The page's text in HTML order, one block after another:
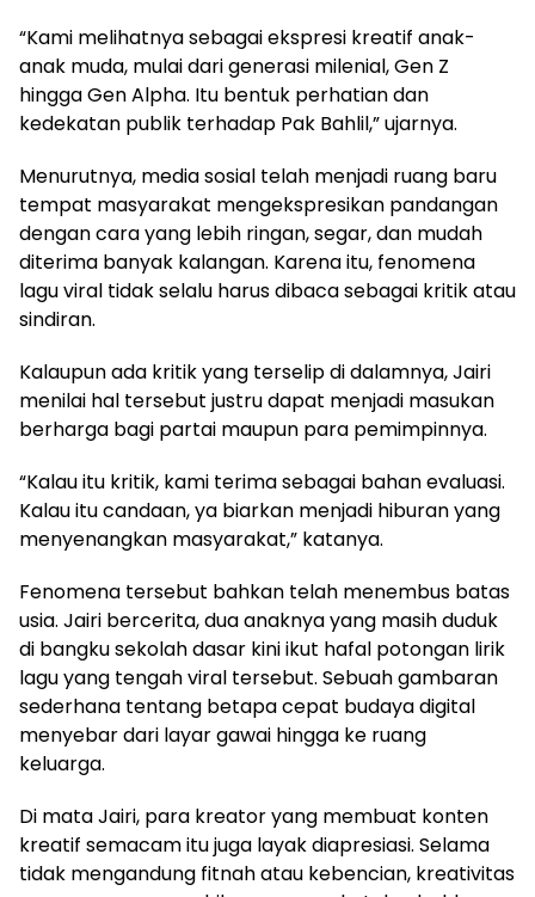
“Kami melihatnya sebagai ekspresi kreatif anak-
anak muda, mulai dari generasi milenial, Gen Z
hingga Gen Alpha. Itu bentuk perhatian dan
kedekatan publik terhadap Pak Bahlil,” ujarnya.
Menurutnya, media sosial telah menjadi ruang baru
tempat masyarakat mengekspresikan pandangan
dengan cara yang lebih ringan, segar, dan mudah
diterima banyak kalangan. Karena itu, fenomena
lagu viral tidak selalu harus dibaca sebagai kritik atau
sindiran.
Kalaupun ada kritik yang terselip di dalamnya, Jairi
menilai hal tersebut justru dapat menjadi masukan
berharga bagi partai maupun para pemimpinnya.
“Kalau itu kritik, kami terima sebagai bahan evaluasi.
Kalau itu candaan, ya biarkan menjadi hiburan yang
menyenangkan masyarakat,” katanya.
Fenomena tersebut bahkan telah menembus batas
usia. Jairi bercerita, dua anaknya yang masih duduk
di bangku sekolah dasar kini ikut hafal potongan lirik
lagu yang tengah viral tersebut. Sebuah gambaran
sederhana tentang betapa cepat budaya digital
menyebar dari layar gawai hingga ke ruang
keluarga.
Di mata Jairi, para kreator yang membuat konten
kreatif semacam itu juga layak diapresiasi. Selama
tidak mengandung fitnah atau kebencian, kreativitas